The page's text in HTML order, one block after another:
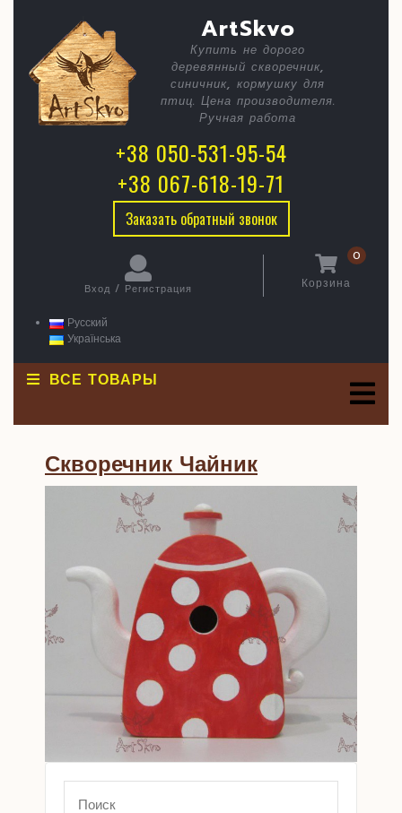
ArtSkvo
Чайник
Купить не дорого
деревянный скворечник,
синичник, кормушку для
птиц. Цена производителя.
Ручная работа
+38 050-531-95-54
+38 067-618-19-71
Заказать обратный звонок
Вход / Регистрация
Корзина
0
Русский
Українська
ВСЕ ТОВАРЫ
Скворечник ЧайникСкворечник
Чайник
for: